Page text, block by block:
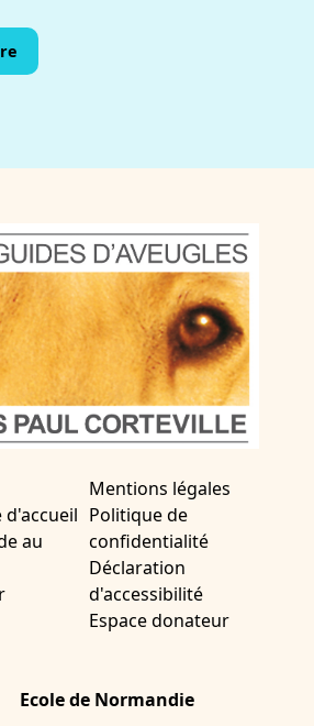
au
Mentions légales
Politique de
confidentialité
Déclaration
d'accessibilité
Espace donateur
Ecole de Normandie